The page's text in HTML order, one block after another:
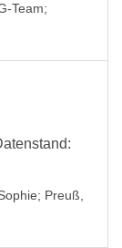
Team;
; Preuß,